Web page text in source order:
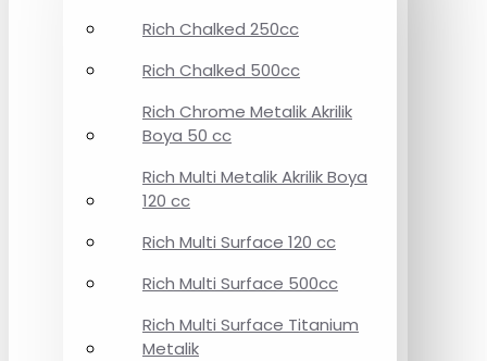
Rich Chalked 250cc
Rich Chalked 500cc
Rich Chrome Metalik Akrilik
Boya 50 cc
Rich Multi Metalik Akrilik Boya
120 cc
Rich Multi Surface 120 cc
Rich Multi Surface 500cc
Rich Multi Surface Titanium
Metalik